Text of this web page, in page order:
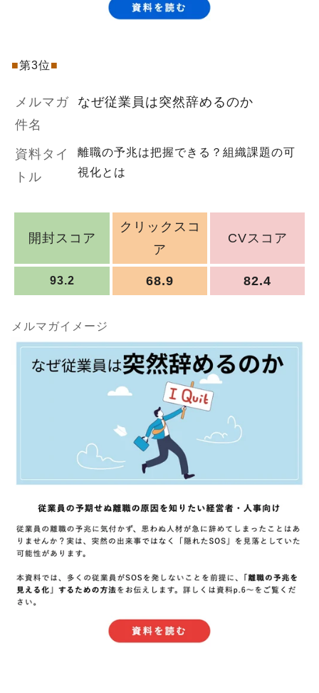
■第3位■
メルマガ
件名
なぜ従業員は突然辞めるのか
資料タイ
トル
離職の予兆は把握できる？組織課題の可
視化とは
開封スコア
クリックスコ
ア
CVスコア
93.2 68.9 82.4
メルマガイメージ